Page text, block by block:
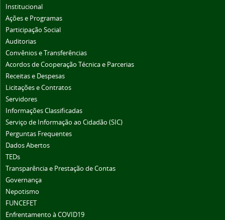
Institucional
Ações e Programas
Participação Social
Auditorias
Convênios e Transferências
Acordos de Cooperação Técnica e Parcerias
Receitas e Despesas
Licitações e Contratos
Servidores
Informações Classificadas
Serviço de Informação ao Cidadão (SIC)
Perguntas Frequentes
Dados Abertos
TEDs
Transparência e Prestação de Contas
Governança
Nepotismo
FUNCEFET
Enfrentamento à COVID19